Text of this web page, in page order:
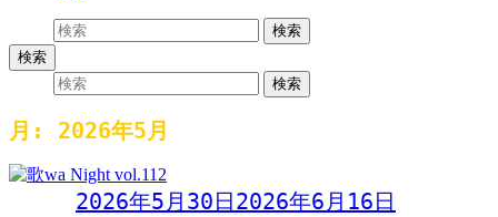
検索
検索
検索
月: 2026年5月
2026年5月30日2026年6月16日